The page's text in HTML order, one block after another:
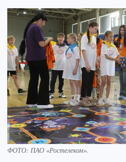
ФОТО: ПАО «Ростелеком».